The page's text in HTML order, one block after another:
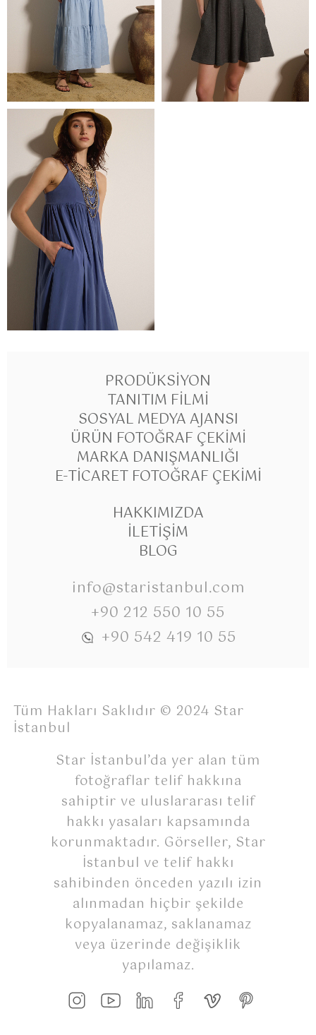
PRODÜKSIYON
TANITIM FILMI
SOSYAL MEDYA AJANSI
ÜRÜN FOTOĞRAF ÇEKIMI
MARKA DANIŞMANLIĞI
E-TICARET FOTOĞRAF ÇEKIMI
HAKKIMIZDA
İLETIŞIM
BLOG
info@staristanbul.com
+90 212 550 10 55
+90 542 419 10 55
Tüm Hakları Saklıdır © 2024 Star
İstanbul
Star İstanbul’da yer alan tüm
fotoğraflar telif hakkına
sahiptir ve uluslararası telif
hakkı yasaları kapsamında
korunmaktadır. Görseller, Star
İstanbul ve telif hakkı
sahibinden önceden yazılı izin
alınmadan hiçbir şekilde
kopyalanamaz, saklanamaz
veya üzerinde değişiklik
yapılamaz.